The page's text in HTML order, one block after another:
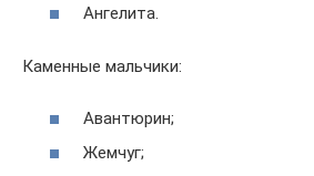
Ангелита.
Каменные мальчики:
Авантюрин;
Жемчуг;